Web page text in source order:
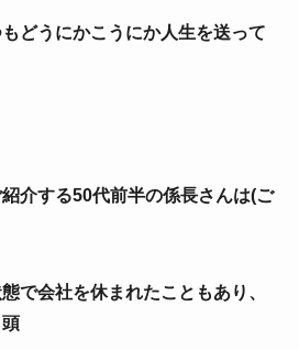
どうにかこうにか人生を送って
介する50代前半の係長さんは(ご
で会社を休まれたこともあり、
頭